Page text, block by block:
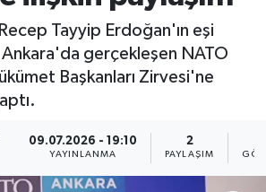
Tayyip Erdoğan'ın eşi
gerçekleşen NATO
Başkanları Zirvesi'ne
09.07.2026 - 19:10
YAYINLANMA
2
PAYLAŞIM